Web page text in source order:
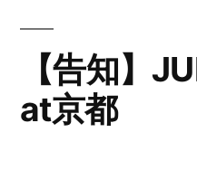
【告知】
at京都